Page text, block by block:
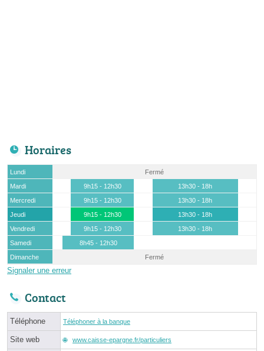
Horaires
Lundi
Fermé
Mardi
9h15 - 12h30
13h30 - 18h
Mercredi
9h15 - 12h30
13h30 - 18h
Jeudi
9h15 - 12h30
13h30 - 18h
Vendredi
9h15 - 12h30
13h30 - 18h
Samedi
8h45 - 12h30
Dimanche
Fermé
Signaler une erreur
Contact
Téléphone Téléphoner à la banque
Site web www.caisse-epargne.fr/particuliers